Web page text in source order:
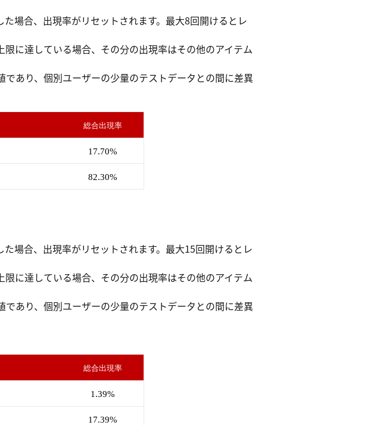
場合、出現率がリセットされます。最大8回開けるとレ
に達している場合、その分の出現率はその他のアイテム
あり、個別ユーザーの少量のテストデータとの間に差異
総合出現率
17.70%
82.30%
場合、出現率がリセットされます。最大15回開けるとレ
に達している場合、その分の出現率はその他のアイテム
あり、個別ユーザーの少量のテストデータとの間に差異
総合出現率
1.39%
17.39%